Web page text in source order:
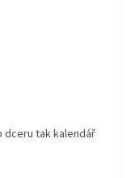
dceru tak kalendář